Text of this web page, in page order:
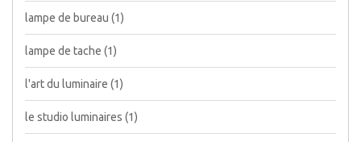
lampe de bureau (1)
lampe de tache (1)
l'art du luminaire (1)
le studio luminaires (1)